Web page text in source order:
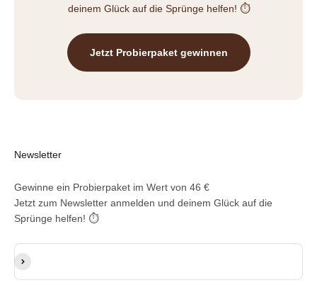
deinem Glück auf die Sprünge helfen! ⏱️
Jetzt Probierpaket gewinnen
Newsletter
Gewinne ein Probierpaket im Wert von 46 €
Jetzt zum Newsletter anmelden und deinem Glück auf die
Sprünge helfen! ⏱️
E-Mail-Adresse
Abonnieren